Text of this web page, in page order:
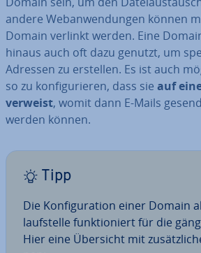
andere Web­an­wen­dun­gen können
Domain verlinkt werden. Eine
hinaus auch oft dazu genutzt, um
Adressen zu erstellen. Es ist auch
so zu kon­fi­gu­rie­ren, dass sie auf
verweist, womit dann E-Mails
werden können.
Tipp
Die Kon­fi­gu­ra­ti­on einer Domain
lauf­stel­le funk­tio­niert für die
Hier eine Übersicht mit